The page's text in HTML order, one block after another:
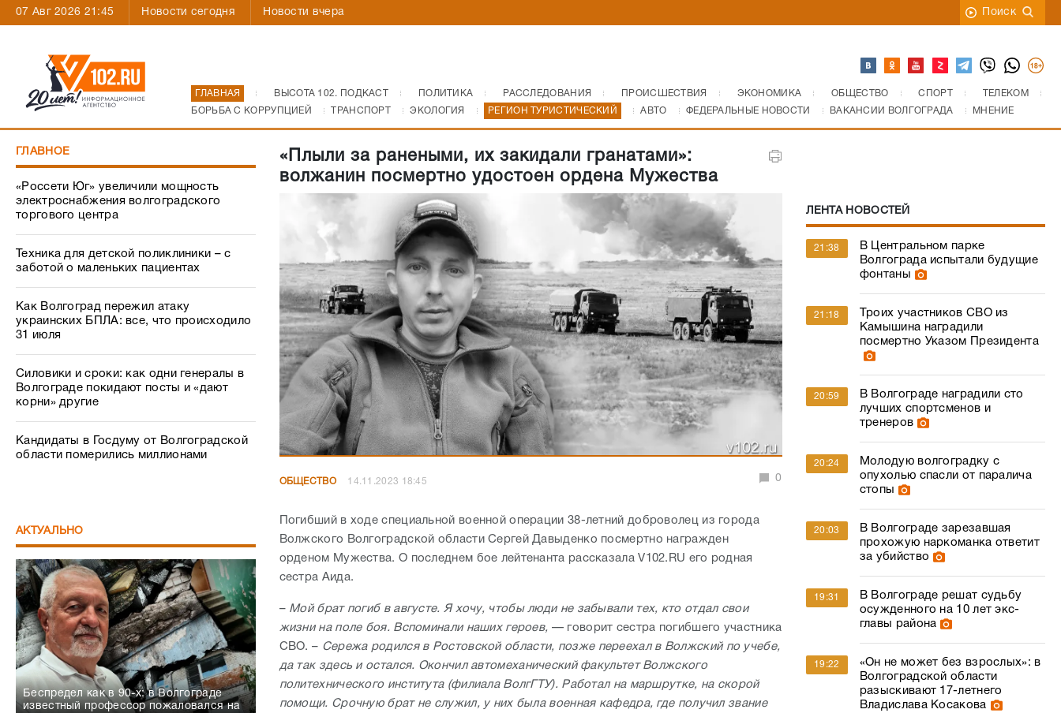
07 Авг 2026 21:45 Новости сегодня Новости вчера Поиск
ГЛАВНАЯ ВЫСОТА 102. ПОДКАСТ ПОЛИТИКА РАССЛЕДОВАНИЯ ПРОИСШЕСТВИЯ ЭКОНОМИКА ОБЩЕСТВО СПОРТ
ТЕЛЕКОМ
БОРЬБА С КОРРУПЦИЕЙ
ТРАНСПОРТ ЭКОЛОГИЯ РЕГИОН ТУРИСТИЧЕСКИЙ АВТО ФЕДЕРАЛЬНЫЕ НОВОСТИ ВАКАНСИИ ВОЛГОГРАДА МНЕНИЕ
ГЛАВНОЕ
«Россети Юг» увеличили мощность
электроснабжения волгоградского
торгового центра
Техника для детской поликлиники – с
заботой о маленьких пациентах
Как Волгоград пережил атаку
украинских БПЛА: все, что происходило
31 июля
Силовики и сроки: как одни генералы в
Волгограде покидают посты и «дают
корни» другие
Кандидаты в Госдуму от Волгоградской
области померились миллионами
АКТУАЛЬНО
Беспредел как в 90-х: в Волгограде
известный профессор пожаловался на
«Плыли за ранеными, их закидали гранатами»:
волжанин посмертно удостоен ордена Мужества
ОБЩЕСТВО 14.11.2023 18:45 0
Погибший в ходе специальной военной операции 38-летний доброволец из города
Волжского Волгоградской области Сергей Давыденко посмертно награжден
орденом Мужества. О последнем бое лейтенанта рассказала V102.RU его родная
сестра Аида.
– Мой брат погиб в августе. Я хочу, чтобы люди не забывали тех, кто отдал свои
жизни на поле боя. Вспоминали наших героев, — говорит сестра погибшего участника
СВО. – Сережа родился в Ростовской области, позже переехал в Волжский по учебе,
да так здесь и остался. Окончил автомеханический факультет Волжского
политехнического института (филиала ВолгГТУ). Работал на маршрутке, на скорой
помощи. Срочную брат не служил, у них была военная кафедра, где получил звание
ЛЕНТА НОВОСТЕЙ
21:38
В Центральном парке
Волгограда испытали будущие
фонтаны
21:18
Троих участников СВО из
Камышина наградили
посмертно Указом Президента
20:59
В Волгограде наградили сто
лучших спортсменов и
тренеров
20:24
Молодую волгоградку с
опухолью спасли от паралича
стопы
20:03
В Волгограде зарезавшая
прохожую наркоманка ответит
за убийство
19:31
В Волгограде решат судьбу
осужденного на 10 лет экс-
главы района
19:22
«Он не может без взрослых»: в
Волгоградской области
разыскивают 17-летнего
Владислава Косакова